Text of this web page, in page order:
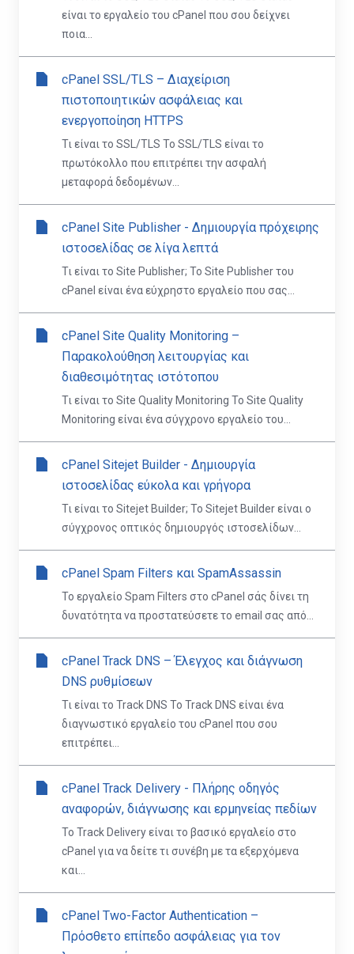
είναι το εργαλείο του cPanel που σου δείχνει
ποια...
cPanel SSL/TLS – Διαχείριση
πιστοποιητικών ασφάλειας και
ενεργοποίηση HTTPS
Τι είναι το SSL/TLS Το SSL/TLS είναι το
πρωτόκολλο που επιτρέπει την ασφαλή
μεταφορά δεδομένων...
cPanel Site Publisher - Δημιουργία πρόχειρης
ιστοσελίδας σε λίγα λεπτά
Τι είναι το Site Publisher; Το Site Publisher του
cPanel είναι ένα εύχρηστο εργαλείο που σας...
cPanel Site Quality Monitoring –
Παρακολούθηση λειτουργίας και
διαθεσιμότητας ιστότοπου
Τι είναι το Site Quality Monitoring Το Site Quality
Monitoring είναι ένα σύγχρονο εργαλείο του...
cPanel Sitejet Builder - Δημιουργία
ιστοσελίδας εύκολα και γρήγορα
Τι είναι το Sitejet Builder; Το Sitejet Builder είναι ο
σύγχρονος οπτικός δημιουργός ιστοσελίδων...
cPanel Spam Filters και SpamAssassin
Το εργαλείο Spam Filters στο cPanel σάς δίνει τη
δυνατότητα να προστατεύσετε το email σας από...
cPanel Track DNS – Έλεγχος και διάγνωση
DNS ρυθμίσεων
Τι είναι το Track DNS Το Track DNS είναι ένα
διαγνωστικό εργαλείο του cPanel που σου
επιτρέπει...
cPanel Track Delivery - Πλήρης οδηγός
αναφορών, διάγνωσης και ερμηνείας πεδίων
Το Track Delivery είναι το βασικό εργαλείο στο
cPanel για να δείτε τι συνέβη με τα εξερχόμενα
και...
cPanel Two-Factor Authentication –
Πρόσθετο επίπεδο ασφάλειας για τον